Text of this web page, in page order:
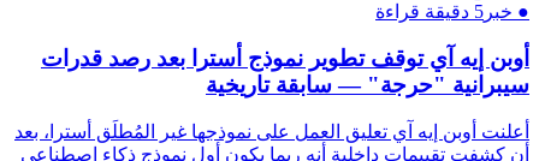
●خبر5 دقيقة قراءة
أوبن إيه آي توقف تطوير نموذج أسترا بعد رصد قدرات
سيبرانية "حرجة" — سابقة تاريخية
أعلنت أوبن إيه آي تعليق العمل على نموذجها غير المُطلَق أسترا، بعد
أن كشفت تقييمات داخلية أنه ربما يكون أول نموذج ذكاء اصطناعي